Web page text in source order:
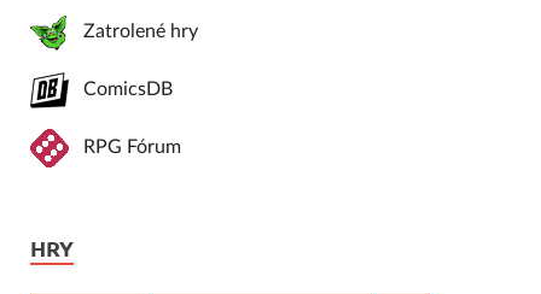
Zatrolené hry
ComicsDB
RPG Fórum
HRY